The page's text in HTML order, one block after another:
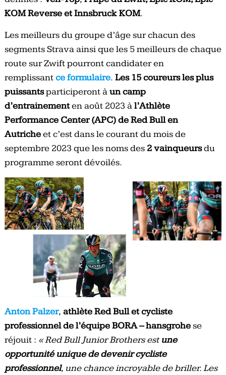
KOM Reverse et Innsbruck KOM.
Les meilleurs du groupe d’âge sur chacun des
segments Strava ainsi que les 5 meilleurs de chaque
route sur Zwift pourront candidater en
remplissantce formulaire. Les 15 coureurs les plus
puissantsparticiperont àun camp
d’entrainementen août 2023 àl’Athlète
Performance Center (APC) de Red Bull en
Autricheet c’est dans le courant du mois de
septembre 2023 que les noms des 2 vainqueursdu
programme seront dévoilés.
Anton Palzer, athlète Red Bull et cycliste
professionnel de l’équipe BORA – hansgrohese
réjouit : « Red Bull Junior Brothers estune
opportunité unique de devenir cycliste
professionnel, une chance incroyable de briller. Les